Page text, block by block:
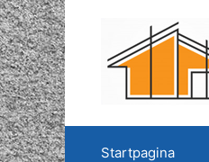
Spring
naar
de
inhoud
Startpagina